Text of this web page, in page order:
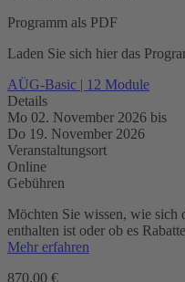
Programm als PDF
Laden Sie sich hier das
AÜG-Basic | 12 Module
Details
Mo 02. November 2026 bis
Do 19. November 2026
Veranstaltungsort
Online
Gebühren
Möchten Sie wissen, wie sich
enthalten ist oder ob es
Mehr erfahren
870,00 €